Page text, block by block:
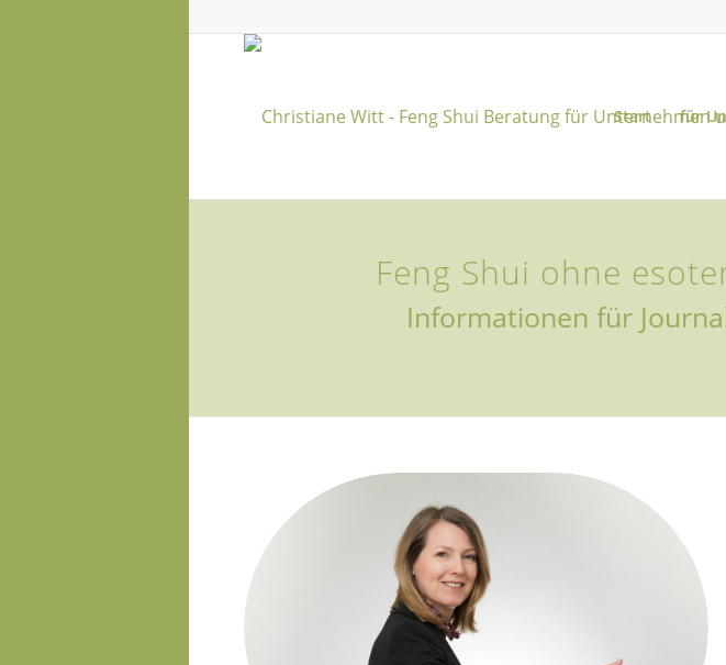
Start für
Feng Shui ohne
Informationen für